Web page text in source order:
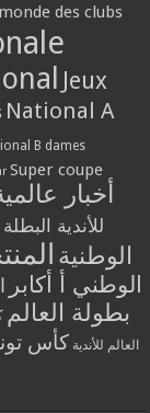
des clubs
Jeux
National A
B dames
Super coupe
أخبار
للأندية البطلة
الوطنية
الوطني أ أكابر
بطولة العالم
العالم للأندية كأس